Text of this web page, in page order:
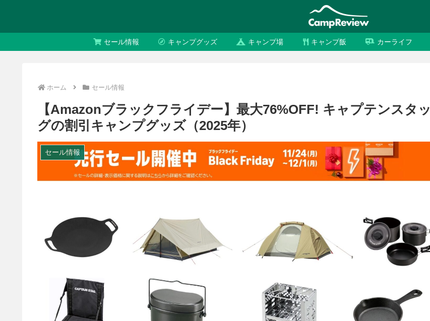
セール情報 キャンプグッズ キャンプ場 キャンプ飯 カーライフ
ホーム セール情報
【Amazonブラックフライデー】最大76%OFF! キャプテンスタッ
グの割引キャンプグッズ（2025年）
セール情報